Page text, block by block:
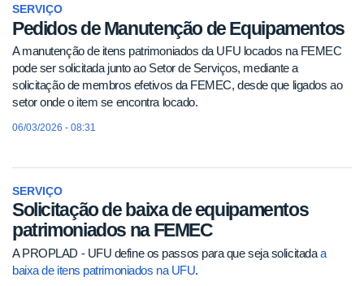
SERVIÇO
Pedidos de Manutenção de Equipamentos
A manutenção de itens patrimoniados da UFU locados na FEMEC
pode ser solicitada junto ao Setor de Serviços, mediante a
solicitação de membros efetivos da FEMEC, desde que ligados ao
setor onde o item se encontra locado.
06/03/2026 - 08:31
SERVIÇO
Solicitação de baixa de equipamentos
patrimoniados na FEMEC
A PROPLAD - UFU define os passos para que seja solicitadaa
baixa de itens patrimoniados na UFU.